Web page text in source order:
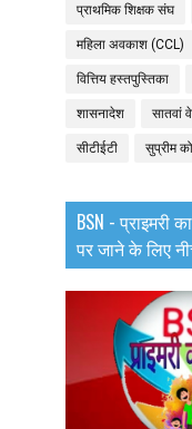
प्राथमिक शिक्षक संघ
महिला अवकाश (CCL)
वित्तिय हस्तपुस्तिका
शासनादेश सातवां
सीटीईटी सुप्रीम
BSN - प्राइमरी
पर जाने के लिए